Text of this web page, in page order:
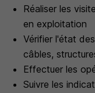
Réaliser les
en exploitation
Vérifier l'état
câbles,
Effectuer les
Suivre les